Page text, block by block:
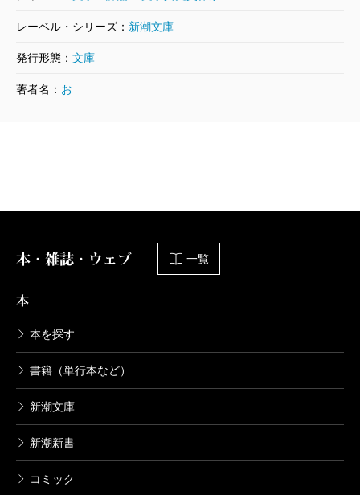
レーベル・シリーズ： 新潮文庫
発行形態： 文庫
著者名： お
本・雑誌・ウェブ 一覧
本
本を探す
書籍（単行本など）
新潮文庫
新潮新書
コミック